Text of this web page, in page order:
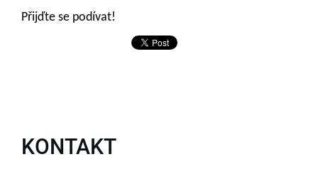
Přijďte se podívat!
KONTAKT